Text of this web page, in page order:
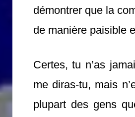
démontrer que la
de manière paisible
Certes, tu n’as
me diras-tu, mais
plupart des gens